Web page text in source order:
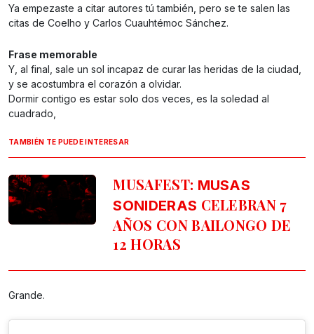
Ya empezaste a citar autores tú también, pero se te salen las
citas de Coelho y Carlos Cuauhtémoc Sánchez.
Frase memorable
Y, al final, sale un sol incapaz de curar las heridas de la ciudad,
y se acostumbra el corazón a olvidar.
Dormir contigo es estar solo dos veces, es la soledad al
cuadrado,
TAMBIÉN TE PUEDE INTERESAR
MUSAFEST: MUSAS
SONIDERAS CELEBRAN 7
AÑOS CON BAILONGO DE
12 HORAS
Grande.